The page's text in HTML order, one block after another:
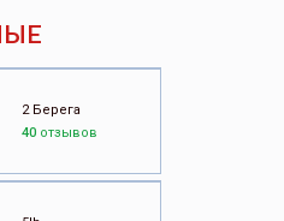
2 Берега
40отзывов